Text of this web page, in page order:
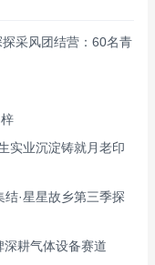
探采风团结营：60名青
实业沉淀铸就月老印
·星星故乡第三季探
耕气体设备赛道